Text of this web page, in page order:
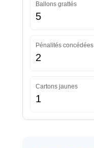
Ballons grattés
5
Pénalités concédées
2
Cartons jaunes
1